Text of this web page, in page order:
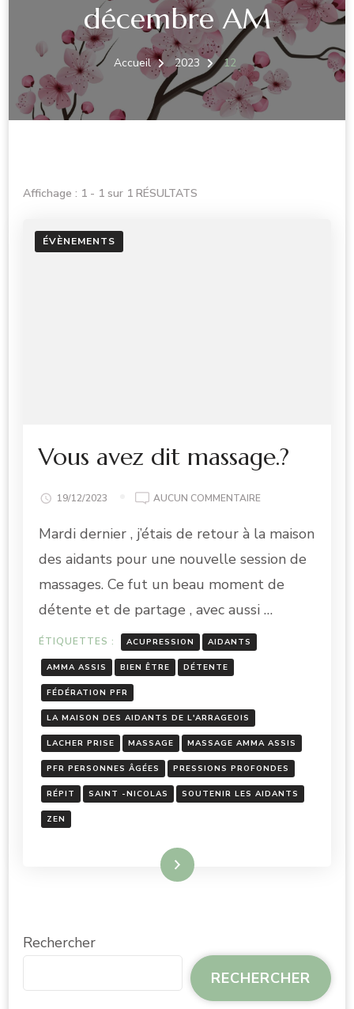
décembre AM
Accueil 2023 12
Affichage : 1 - 1 sur 1 RÉSULTATS
ÉVÈNEMENTS
Vous avez dit massage.?
19/12/2023 AUCUN COMMENTAIREVOUS
DIT
Mardi dernier , j’étais de retour à la maison
des aidants pour une nouvelle session de
massages. Ce fut un beau moment de
détente et de partage , avec aussi …
ÉTIQUETTES : ACUPRESSION AIDANTS
AMMA ASSIS BIEN ÊTRE DÉTENTE
FÉDÉRATION PFR
LA MAISON DES AIDANTS DE L'ARRAGEOIS
LACHER PRISE MASSAGE MASSAGE AMMA ASSIS
PFR PERSONNES ÂGÉES PRESSIONS PROFONDES
RÉPIT SAINT -NICOLAS SOUTENIR LES AIDANTS
ZEN
Lire la suite
Rechercher
RECHERCHER